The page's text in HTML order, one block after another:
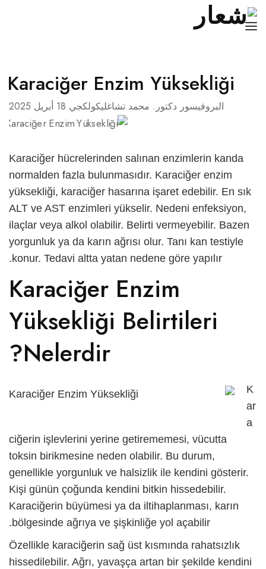
السرطان
مدونة
تواصل
العربية
Türkçe
English
Русский
Karaciğer Enzim Yüksekliği
البروفيسور دكتور. محمد تشاغليكولكجي 18 أبريل 2025
Karaciğer hücrelerinden salınan enzimlerin kanda
normalden fazla bulunmasıdır. Karaciğer enzim
yüksekliği, karaciğer hasarına işaret edebilir. En sık
ALT ve AST enzimleri yükselir. Nedeni enfeksiyon,
ilaçlar veya alkol olabilir. Belirti vermeyebilir. Bazen
yorgunluk ya da karın ağrısı olur. Tanı kan testiyle
konur. Tedavi altta yatan nedene göre yapılır.
Karaciğer Enzim
Yüksekliği Belirtileri
Nelerdir?
K
ar
a
ciğerin işlevlerini yerine getirememesi, vücutta
toksin birikmesine neden olabilir. Bu durum,
genellikle yorgunluk ve halsizlik ile kendini gösterir.
Kişi günün çoğunda kendini bitkin hissedebilir.
Karaciğerin büyümesi ya da iltihaplanması, karın
bölgesinde ağrıya ve şişkinliğe yol açabilir.
Özellikle karaciğerin sağ üst kısmında rahatsızlık
hissedilebilir. Ağrı, yavaşça artan bir şekilde kendini